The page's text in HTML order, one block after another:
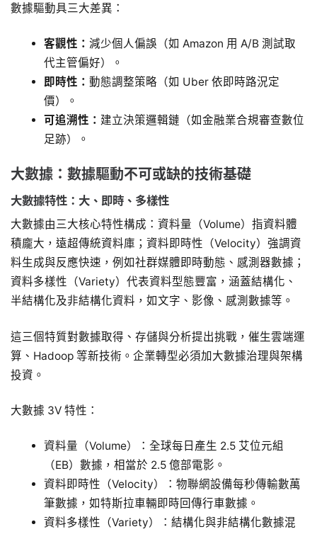
數據驅動具三大差異：
客觀性： 減少個人偏誤（如 Amazon 用 A/B 測試取
代主管偏好）。
即時性： 動態調整策略（如 Uber 依即時路況定
價）。
可追溯性： 建立決策邏輯鏈（如金融業合規審查數位
足跡）。
大數據：數據驅動不可或缺的技術基礎
大數據特性：大、即時、多樣性
大數據由三大核心特性構成：資料量（Volume）指資料體
積龐大，遠超傳統資料庫；資料即時性（Velocity）強調資
料生成與反應快速，例如社群媒體即時動態、感測器數據；
資料多樣性（Variety）代表資料型態豐富，涵蓋結構化、
半結構化及非結構化資料，如文字、影像、感測數據等。
這三個特質對數據取得、存儲與分析提出挑戰，催生雲端運
算、Hadoop 等新技術。企業轉型必須加大數據治理與架構
投資。
大數據 3V 特性：
資料量（Volume）：全球每日產生 2.5 艾位元組
（EB）數據，相當於 2.5 億部電影。
資料即時性（Velocity）：物聯網設備每秒傳輸數萬
筆數據，如特斯拉車輛即時回傳行車數據。
資料多樣性（Variety）：結構化與非結構化數據混